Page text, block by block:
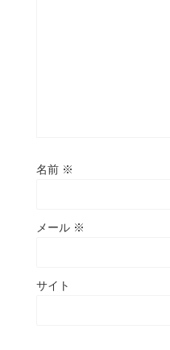
名前 ※
メール ※
サイト